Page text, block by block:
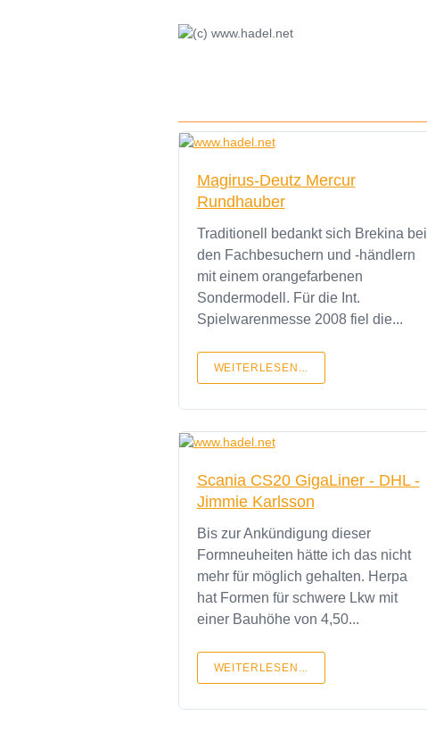
Magirus-Deutz Mercur
Rundhauber
Traditionell bedankt sich Brekina bei
den Fachbesuchern und -händlern
mit einem orangefarbenen
Sondermodell. Für die Int.
Spielwarenmesse 2008 fiel die...
WEITERLESEN...
Scania CS20 GigaLiner - DHL -
Jimmie Karlsson
Bis zur Ankündigung dieser
Formneuheiten hätte ich das nicht
mehr für möglich gehalten. Herpa
hat Formen für schwere Lkw mit
einer Bauhöhe von 4,50...
WEITERLESEN...